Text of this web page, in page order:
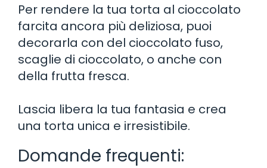
Per rendere la tua torta al cioccolato
farcita ancora più deliziosa, puoi
decorarla con del cioccolato fuso,
scaglie di cioccolato, o anche con
della frutta fresca.
Lascia libera la tua fantasia e crea
una torta unica e irresistibile.
Domande frequenti: